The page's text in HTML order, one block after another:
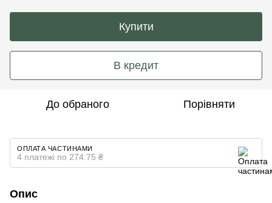
Купити
В кредит
До обраного Порівняти
ОПЛАТА ЧАСТИНАМИ
4 платежі по 274.75 ₴
Опис